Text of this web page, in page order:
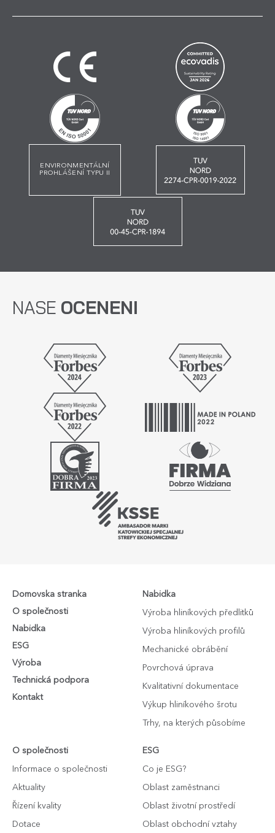
ENVIRONMENTÁLNÍ
PROHLÁŠENÍ TYPU II
NASE OCENENI
Domovska stranka
O společnosti
Nabidka
ESG
Výroba
Technická podpora
Kontakt
Nabidka
Výroba hliníkových předlitků
Výroba hliníkových profilů
Mechanické obrábění
Povrchová úprava
Kvalitativní dokumentace
Výkup hliníkového šrotu
Trhy, na kterých působíme
O společnosti
Informace o společnosti
Aktuality
Řízení kvality
Dotace
ESG
Co je ESG?
Oblast zaměstnanci
Oblast životní prostředí
Oblast obchodní vztahy